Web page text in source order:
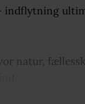
indflytning
natur,
del af et nyt